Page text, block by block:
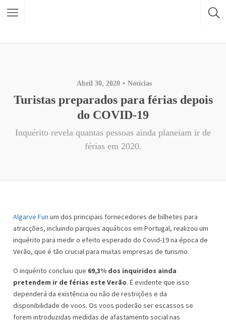
Abril 30, 2020 Notícias
Turistas preparados para férias depois
do COVID-19
Inquérito revela quantas pessoas ainda planeiam ir de
férias em 2020.
Algarve Fun um dos principais fornecedores de bilhetes para
atracções, incluindo parques aquáticos em Portugal, realizou um
inquérito para medir o efeito esperado do Covid-19 na época de
Verão, que é tão crucial para muitas empresas de turismo.
O inquérito concluiu que 69,3% dos inquiridos ainda
pretendem ir de férias este Verão. É evidente que isso
dependerá da existência ou não de restrições e da
disponibilidade de voos. Os voos poderão ser escassos se
forem introduzidas medidas de afastamento social nas